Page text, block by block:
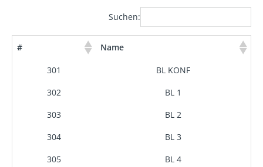
Suchen:
# Name
301
BL KONF
302
BL 1
303
BL 2
304
BL 3
305
BL 4